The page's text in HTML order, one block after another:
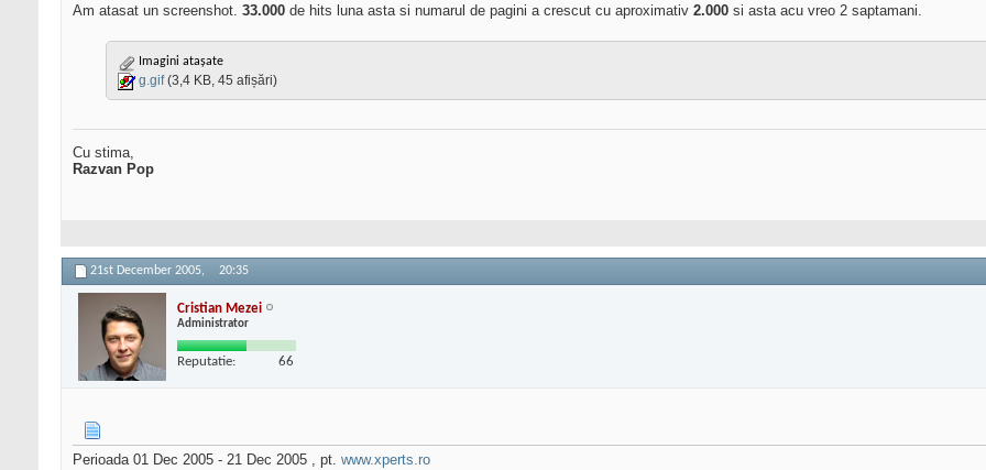
Am atasat un screenshot. 33.000 de hits luna asta si numarul de pagini a crescut cu aproximativ 2.000 si asta acu vreo 2 saptamani.
Imagini atașate
g.gif (3,4 KB, 45 afișări)
Cu stima,
Razvan Pop
21st December 2005, 20:35
Cristian Mezei
Administrator
Reputatie: 66
Perioada 01 Dec 2005 - 21 Dec 2005 , pt. www.xperts.ro